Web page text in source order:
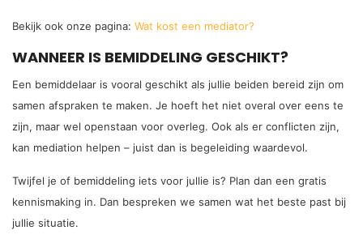
Bekijk ook onze pagina: Wat kost een mediator?
WANNEER IS BEMIDDELING GESCHIKT?
Een bemiddelaar is vooral geschikt als jullie beiden bereid zijn om
samen afspraken te maken. Je hoeft het niet overal over eens te
zijn, maar wel openstaan voor overleg. Ook als er conflicten zijn,
kan mediation helpen – juist dan is begeleiding waardevol.
Twijfel je of bemiddeling iets voor jullie is? Plan dan een gratis
kennismaking in. Dan bespreken we samen wat het beste past bij
jullie situatie.